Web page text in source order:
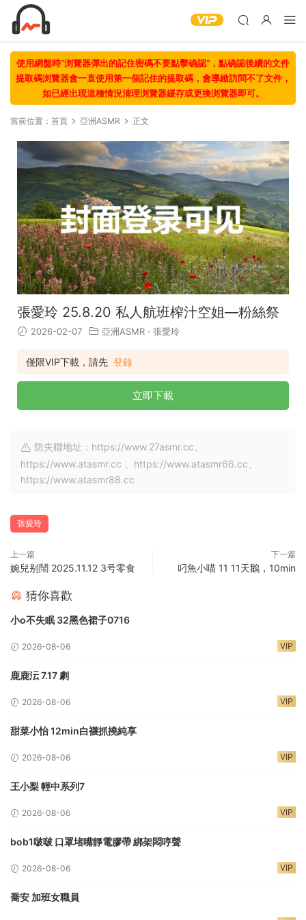
使用網盤時“浏覽器彈出的記住密碼不要點擊确認“，點确認後續的文件
提取碼浏覽器會一直使用第一個記住的提取碼，會導緻訪問不了文件，
如已經出現這種情況清理浏覽器緩存或更換浏覽器即可。
當前位置： 首頁 亞洲ASMR 正文
張愛玲 25.8.20 私人航班榨汁空姐—粉絲祭
2026-02-07 亞洲ASMR · 張愛玲
僅限VIP下載，請先 登錄
立即下載
防失聯地址：https://www.27asmr.cc、
https://www.atasmr.cc 、https://www.atasmr66.cc、
https://www.atasmr88.cc
張愛玲
上一篇
婉兒别鬧 2025.11.12 3号零食
下一篇
叼魚小喵 11 11天鵝，10min
猜你喜歡
小o不失眠 32黑色裙子0716
2026-08-06 VIP
鹿鹿沄 7.17 劇
2026-08-06 VIP
甜菜小怡 12min白襪抓撓純享
2026-08-06 VIP
王小梨 輕中系列7
2026-08-06 VIP
bob1啵啵 口罩堵嘴靜電膠帶 綁架悶哼聲
2026-08-06 VIP
喬安 加班女職員